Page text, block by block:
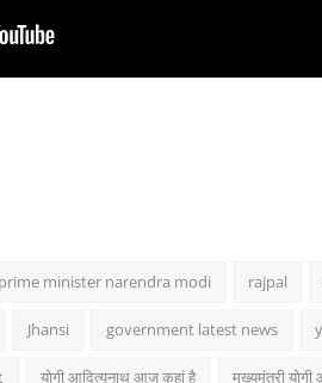
prime minister narendra modi rajpal
Jhansi government latest news
योगी आदित्यनाथ आज कहां है मुख्यमंत्री